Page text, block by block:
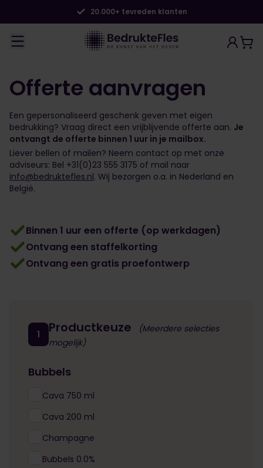
20.000+ tevreden klanten
Offerte aanvragen
Een gepersonaliseerd geschenk geven met eigen
bedrukking? Vraag direct een vrijblijvende offerte aan. Je
ontvangt de offerte binnen 1 uur in je mailbox.
Liever bellen of mailen? Neem contact op met onze
adviseurs: Bel +31(0)23 555 3175 of mail naar
info@bedruktefles.nl. Wij bezorgen o.a. in Nederland en
België.
Binnen 1 uur een offerte (op werkdagen)
Ontvang een staffelkorting
Ontvang een gratis proefontwerp
1 Productkeuze
(Meerdere selecties
mogelijk)
Bubbels
Cava 750 ml
Cava 200 ml
Champagne
Bubbels 0.0%